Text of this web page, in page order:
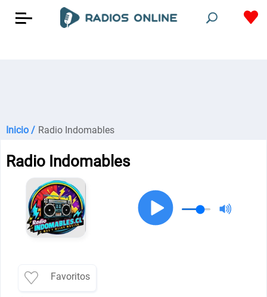
Inicio / Radio Indomables
Radio Indomables
Favoritos